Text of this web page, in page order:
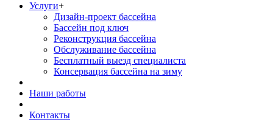
Услуги+
Дизайн-проект бассейна
Бассейн под ключ
Реконструкция бассейна
Обслуживание бассейна
Бесплатный выезд специалиста
Консервация бассейна на зиму
Наши работы
Контакты